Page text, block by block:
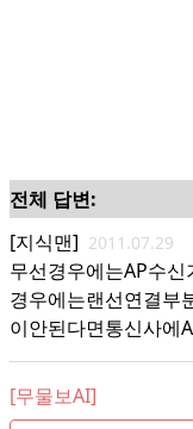
전체 답변:
[지식맨] 2011.07.29
무선경우에는AP수
경우에는랜선연결부
이안된다면통신사에
[무물보AI]